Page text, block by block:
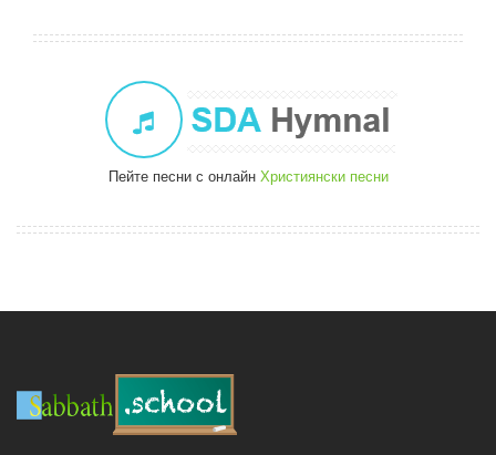
Пейте песни с онлайн Християнски песни